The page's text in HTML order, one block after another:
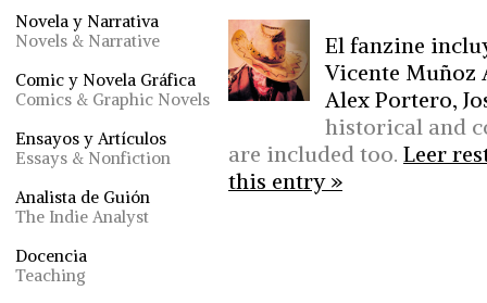
Novela y Narrativa
Novels & Narrative
Comic y Novela Gráfica
Comics & Graphic Novels
Ensayos y Artículos
Essays & Nonfiction
Analista de Guión
The Indie Analyst
Docencia
Teaching
El fanzine
Vicente Muñoz
Alex Portero,
historical and
are included too. Leer
this entry »